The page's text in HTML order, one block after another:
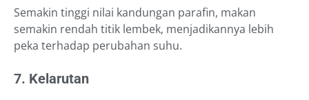
Semakin tinggi nilai kandungan parafin, makan
semakin rendah titik lembek, menjadikannya lebih
peka terhadap perubahan suhu.
7. Kelarutan